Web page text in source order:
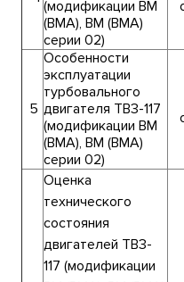
(модификации ВМ
(ВМА), ВМ (ВМА)
серии 02)
5
Особенности
эксплуатации
турбовального
двигателя ТВ3-117
(модификации ВМ
(ВМА), ВМ (ВМА)
серии 02)
Оценка
технического
состояния
двигателей ТВ3-
117 (модификации